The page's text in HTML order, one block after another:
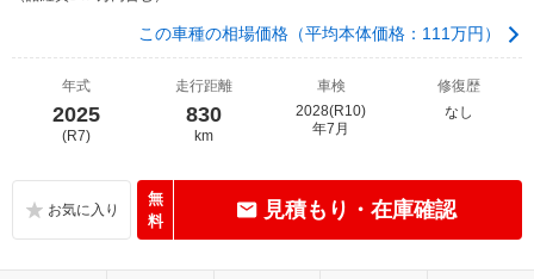
この車種の相場価格（平均本体価格：111万円）
年式
2025
(R7)
走行距離
830
km
車検
2028(R10)
年7月
修復歴
なし
無
料
見積もり・在庫確認